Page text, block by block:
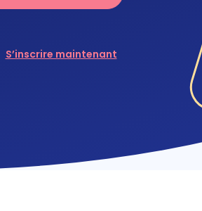
S’inscrire maintenant